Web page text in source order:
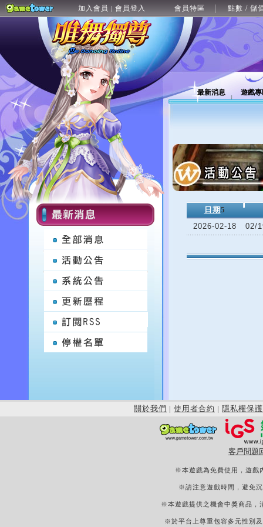
加入會員 | 會員登入 會員特區 點數 / 儲
最新消息 遊戲
日期 5
2026-02-18
02/
關於我們 | 使用者合約 | 隱私權保護
客戶問題
※本遊戲為免費使用，遊戲
※請注意遊戲時間，避免
※本遊戲提供之機會中獎商品，
※於平台上尊重包容多元性別